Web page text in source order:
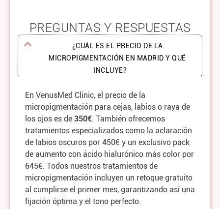
PREGUNTAS Y RESPUESTAS
¿CUÁL ES EL PRECIO DE LA
MICROPIGMENTACIÓN EN MADRID Y QUÉ
INCLUYE?
En VenusMed Clinic, el precio de la
micropigmentación para cejas, labios o raya de
los ojos es de 350€. También ofrecemos
tratamientos especializados como la aclaración
de labios oscuros por 450€ y un exclusivo pack
de aumento con ácido hialurónico más color por
645€. Todos nuestros tratamientos de
micropigmentación incluyen un retoque gratuito
al cumplirse el primer mes, garantizando así una
fijación óptima y el tono perfecto.